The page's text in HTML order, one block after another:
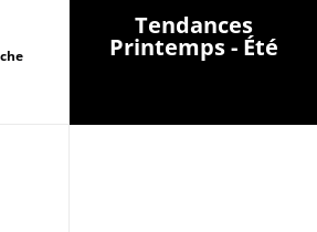
Tendances
Printemps - Été